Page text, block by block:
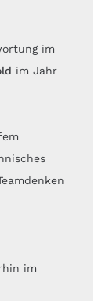
im
im Jahr
im